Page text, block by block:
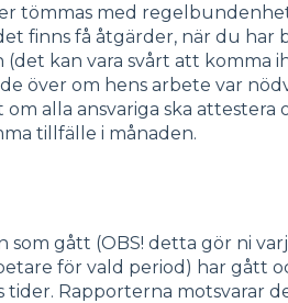
tömmas med
finns få åtgärder, när du har
kan vara svårt att komma
över om hens arbete var
alla ansvariga ska attestera
tillfälle i månaden.
gått (OBS! detta gör ni
för vald period) har gått
Rapporterna motsvarar